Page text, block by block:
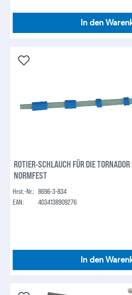
In den
ROTIER-SCHLAUCH FÜR DIE
NORMFEST
Hrst.-Nr.: 8696-3-834
EAN:
4034138909276
In den